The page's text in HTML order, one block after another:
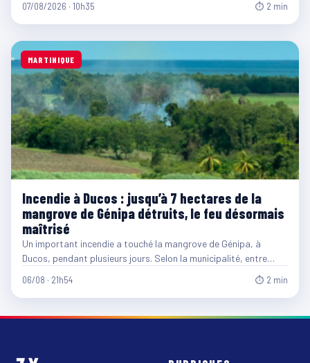
07/08/2026 · 10h35 ⏱ 2 min
MARTINIQUE
Incendie à Ducos : jusqu’à 7 hectares de la
mangrove de Génipa détruits, le feu désormais
maîtrisé
Un important incendie a touché la mangrove de Génipa, à
Ducos, pendant plusieurs jours. Selon la municipalité, entre…
06/08 · 21h54 ⏱ 2 min